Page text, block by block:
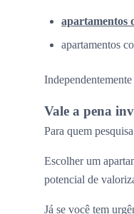
apartamentos
apartamentos
Vale a pena
Para quem
Escolher um
potencial de
Já se você tem